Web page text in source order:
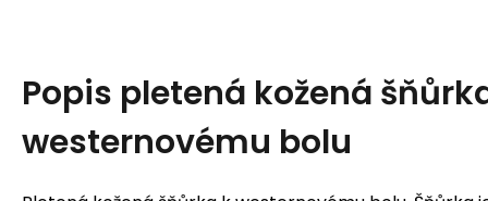
Popis pletená kožená
westernovému bolu